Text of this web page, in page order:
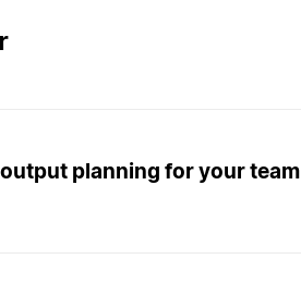
planning for your team